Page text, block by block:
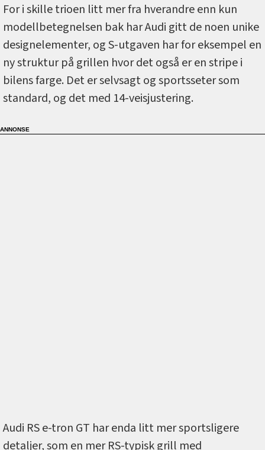
For i skille trioen litt mer fra hverandre enn kun
modellbetegnelsen bak har Audi gitt de noen unike
designelementer, og S-utgaven har for eksempel en
ny struktur på grillen hvor det også er en stripe i
bilens farge. Det er selvsagt og sportsseter som
standard, og det med 14-veisjustering.
Audi RS e-tron GT har enda litt mer sportsligere
detaljer, som en mer RS-typisk grill med